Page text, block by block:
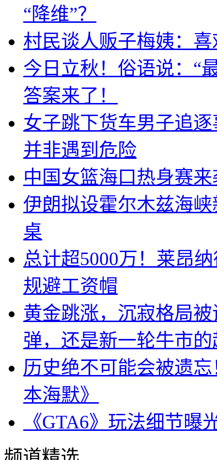
“降维”？
村民谈人贩子梅姨：
今日立秋！俗语说：“
答案来了！
女子跳下货车男子追
并非遇到危险
中国女篮海口热身赛
伊朗拟设霍尔木兹海
桌
总计超5000万！莱昂
规避工资帽
黄金跳涨，沉寂格局
弹，还是新一轮牛市
历史绝不可能会被遗
本海默》
《GTA6》玩法细节